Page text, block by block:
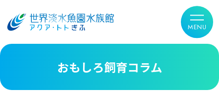
おもしろ飼育コラム